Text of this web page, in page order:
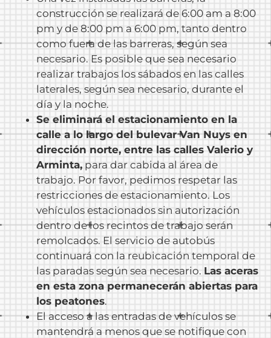
construcción se realizará de 6:00 am a 8:00
pm y de 8:00 pm a 6:00 pm, tanto dentro
como fuera de las barreras, según sea
necesario. Es posible que sea necesario
realizar trabajos los sábados en las calles
laterales, según sea necesario, durante el
día y la noche.
Se eliminará el estacionamiento en la
calle a lo largo del bulevar Van Nuys en
dirección norte, entre las calles Valerio y
Arminta, para dar cabida al área de
trabajo. Por favor, pedimos respetar las
restricciones de estacionamiento. Los
vehículos estacionados sin autorización
dentro de los recintos de trabajo serán
remolcados. El servicio de autobús
continuará con la reubicación temporal de
las paradas según sea necesario. Las aceras
en esta zona permanecerán abiertas para
los peatones.
El acceso a las entradas de vehículos se
mantendrá a menos que se notifique con